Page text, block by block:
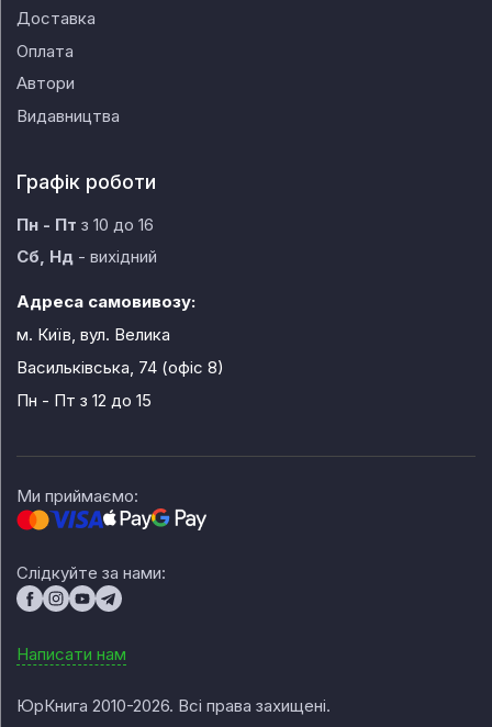
Доставка
Оплата
Автори
Видавництва
Графік роботи
Пн - Пт з 10 до 16
Сб, Нд - вихідний
Адреса самовивозу:
м. Київ, вул. Велика
Васильківська, 74 (офіс 8)
Пн - Пт з 12 до 15
Ми приймаємо:
Слідкуйте за нами:
Написати нам
ЮрКнига 2010-2026. Всі права захищені.